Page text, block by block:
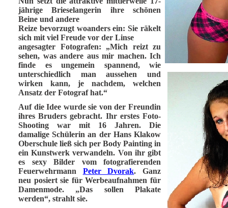
jährige Brieselangerin ihre schönen
Beine und andere
Reize bevorzugt woanders ein: Sie räkelt
sich mit viel Freude vor der Linse
angesagter Fotografen: „Mich reizt zu
sehen, was andere aus mir machen. Ich
finde es ungemein spannend, wie
unterschiedlich man aussehen und
wirken kann, je nachdem, welchen
Ansatz der Fotograf hat.“
Auf die Idee wurde sie von der Freundin
ihres Bruders gebracht. Ihr erstes Foto-
Shooting war mit 16 Jahren. Die
damalige Schülerin an der Hans Klakow
Oberschule ließ sich per Body Painting in
ein Kunstwerk verwandeln. Von ihr gibt
es sexy Bilder vom fotografierenden
Feuerwehrmann Peter Dvorak. Ganz
neu posiert sie für Werbeaufnahmen für
Damenmode. „Das sollen Plakate
werden“, strahlt sie.